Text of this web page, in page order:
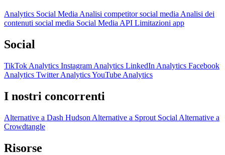
Analytics Social Media Analisi competitor social media Analisi dei
contenuti social media Social Media API Limitazioni app
Social
TikTok Analytics Instagram Analytics LinkedIn Analytics Facebook
Analytics Twitter AnalyticsYouTube Analytics
I nostri concorrenti
Alternative a Dash Hudson Alternative a Sprout Social Alternative a
Crowdtangle
Risorse